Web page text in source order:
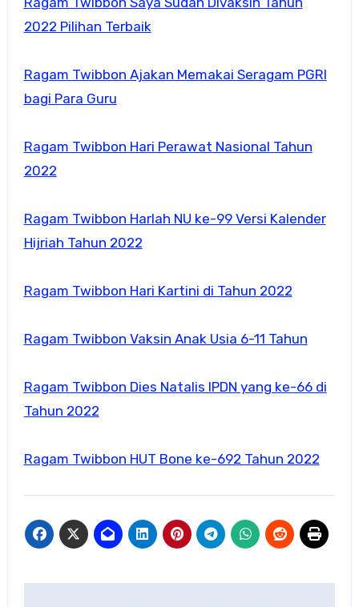
2022 Pilihan Terbaik
Ragam Twibbon Ajakan Memakai Seragam PGRI
bagi Para Guru
Ragam Twibbon Hari Perawat Nasional Tahun
2022
Ragam Twibbon Harlah NU ke-99 Versi Kalender
Hijriah Tahun 2022
Ragam Twibbon Hari Kartini di Tahun 2022
Ragam Twibbon Vaksin Anak Usia 6-11 Tahun
Ragam Twibbon Dies Natalis IPDN yang ke-66 di
Tahun 2022
Ragam Twibbon HUT Bone ke-692 Tahun 2022